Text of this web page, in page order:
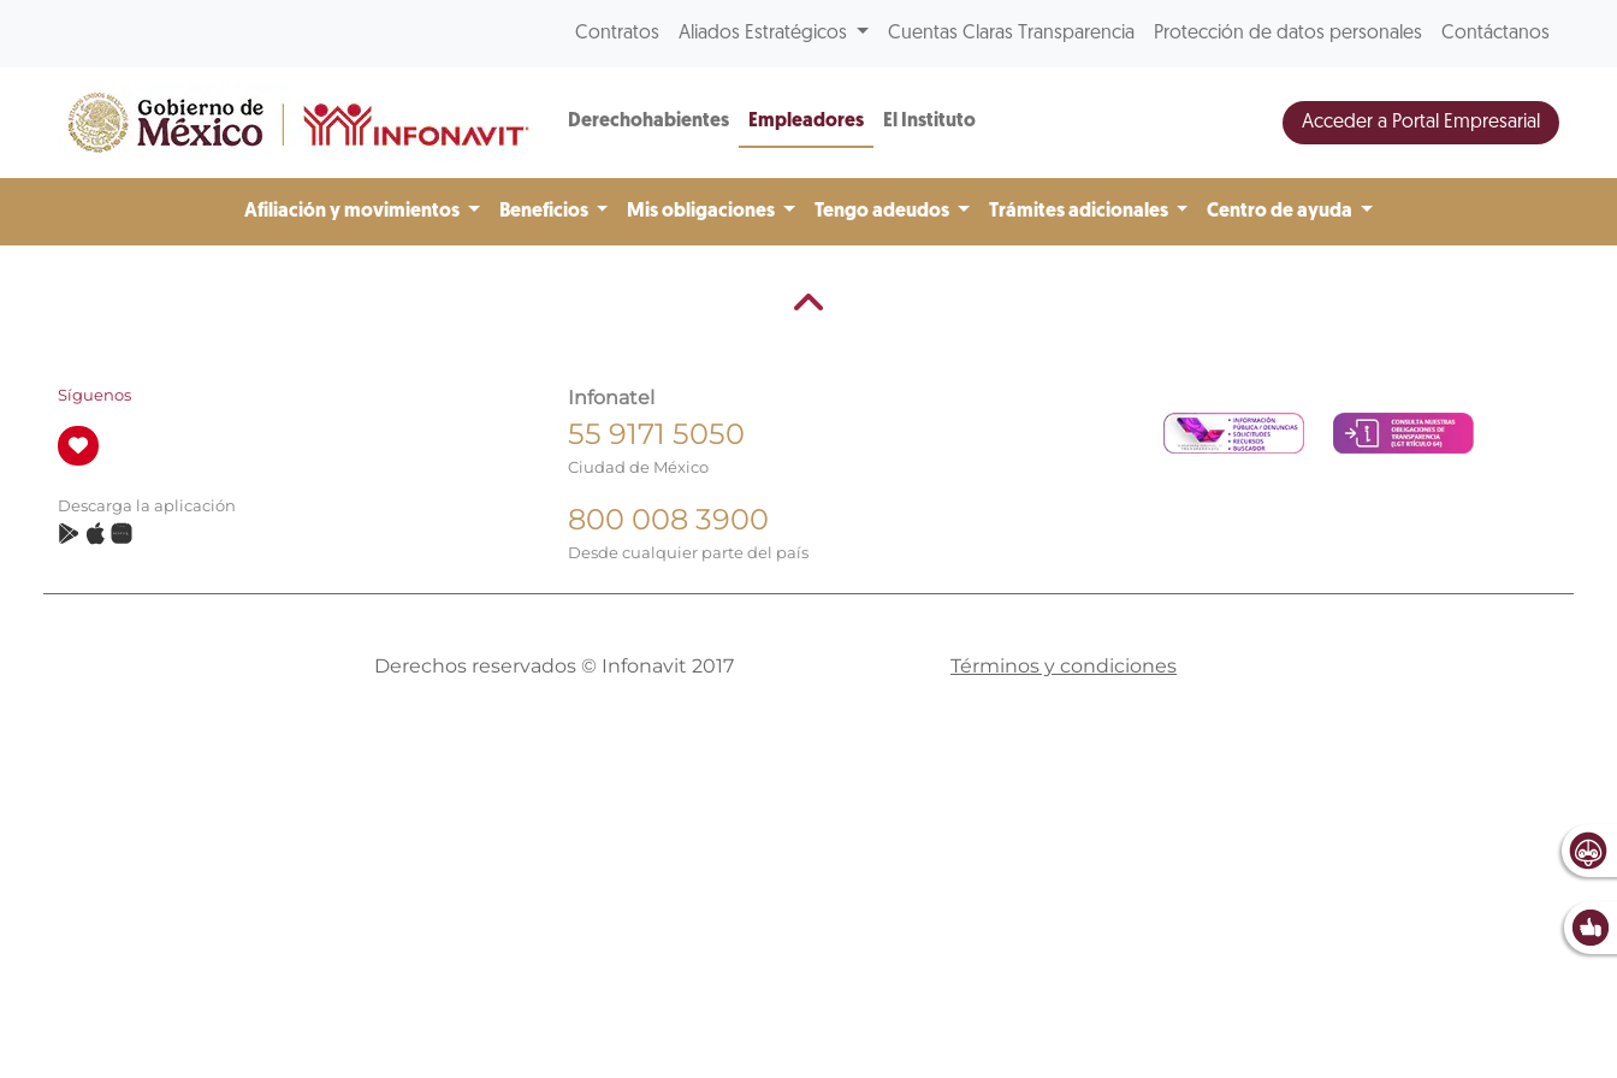
Contratos Aliados Estratégicos Cuentas Claras Transparencia Protección de datos personales Contáctanos
Derechohabientes Empleadores El Instituto Acceder a Portal Empresarial
Afiliación y movimientos Beneficios Mis obligaciones Tengo adeudos Trámites adicionales Centro de ayuda
Síguenos
Descarga la aplicación
Infonatel
55 9171 5050
Ciudad de México
800 008 3900
Desde cualquier parte del país
Derechos reservados © Infonavit 2017 Términos y condiciones